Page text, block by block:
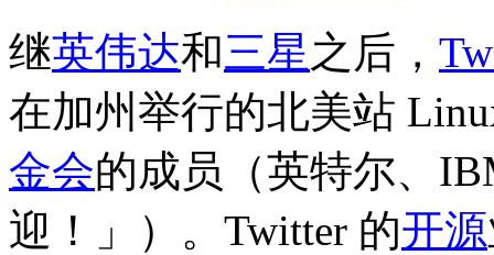
继英伟达和三星之后，
在加州举行的北美站
金会的成员（英特尔、
迎！」）。 Twitter 的开源